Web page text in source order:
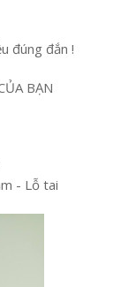
đúng đắn !
BẠN
- Lỗ tai